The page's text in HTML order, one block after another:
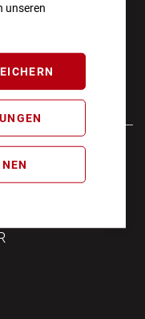
unseren
10:00 - 18:00
10:00 - 16:00